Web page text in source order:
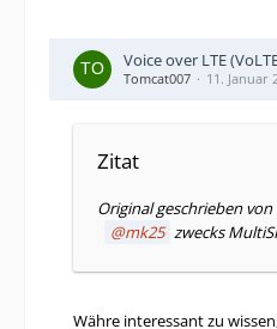
Voice over LTE
Tomcat007 11. Januar
Zitat
Original geschrieben von
mk25 zwecks
Währe interessant zu